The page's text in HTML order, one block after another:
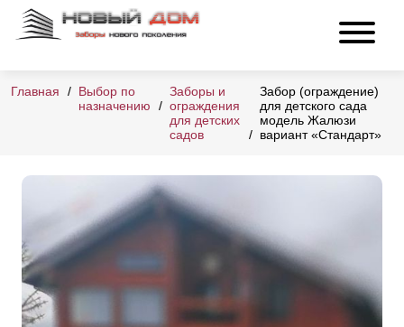
Главная
Выбор по
назначению
Заборы и
ограждения
для детских
садов
Забор (ограждение)
для детского сада
модель Жалюзи
вариант «Стандарт»